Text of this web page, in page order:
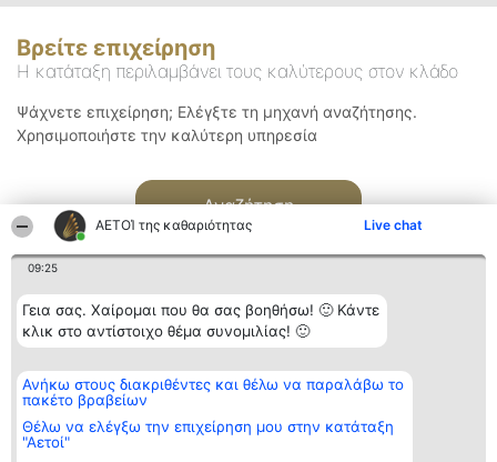
ΑΕΤΟΊ της καθαριότητας Live chat
09:25
Γεια σας. Χαίρομαι που θα σας βοηθήσω! 🙂 Κάντε
κλικ στο αντίστοιχο θέμα συνομιλίας! 🙂
Ανήκω στους διακριθέντες και θέλω να παραλάβω το
πακέτο βραβείων
Θέλω να ελέγξω την επιχείρηση μου στην κατάταξη
"Αετοί"
Βρείτε επιχείρηση
Η κατάταξη περιλαμβάνει τους καλύτερους στον κλάδο
Ψάχνετε επιχείρηση; Ελέγξτε τη μηχανή αναζήτησης.
Χρησιμοποιήστε την καλύτερη υπηρεσία
Αναζήτηση
Διοργανωτής της
κατάταξης
BEAUTIFUL COMPANY
ΤΗΛ. ΕΠΙΚΟΙΝΩΝΙΑΣ:
2104128019
Κατάταξη
Διακριθέντες
των
διακριθέντων
Επικοινωνία
Επικοινωνία